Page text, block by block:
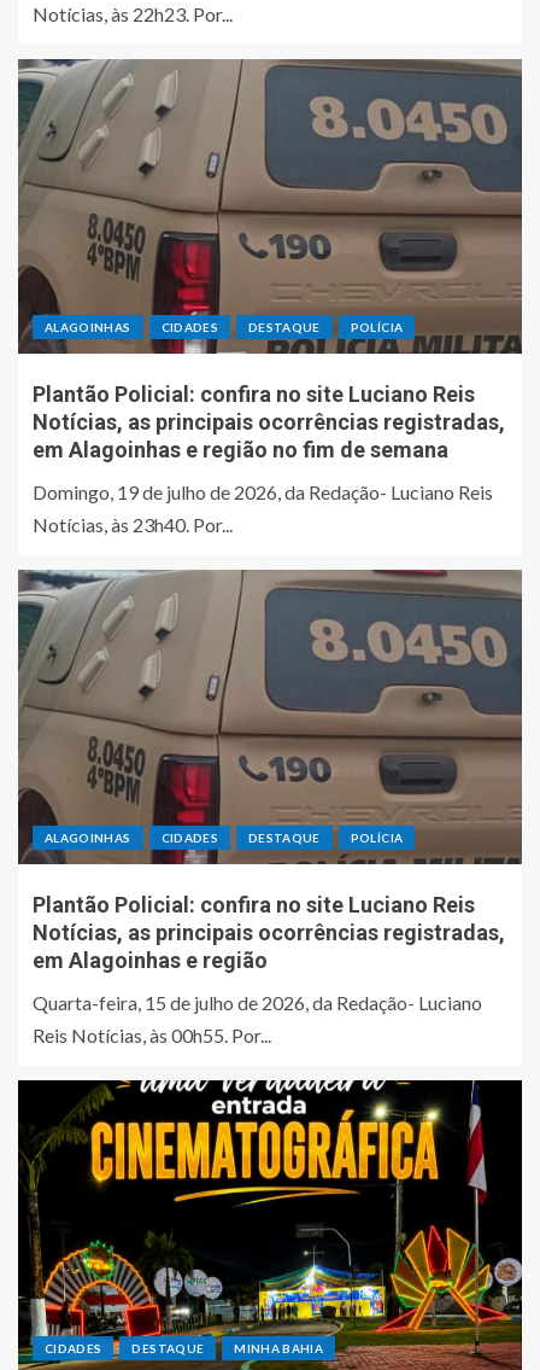
Notícias, às 22h23. Por...
ALAGOINHAS CIDADES DESTAQUE POLÍCIA
Plantão Policial: confira no site Luciano Reis
Notícias, as principais ocorrências registradas,
em Alagoinhas e região no fim de semana
Domingo, 19 de julho de 2026, da Redação- Luciano Reis
Notícias, às 23h40. Por...
ALAGOINHAS CIDADES DESTAQUE POLÍCIA
Plantão Policial: confira no site Luciano Reis
Notícias, as principais ocorrências registradas,
em Alagoinhas e região
Quarta-feira, 15 de julho de 2026, da Redação- Luciano
Reis Notícias, às 00h55. Por...
CIDADES DESTAQUE MINHA BAHIA